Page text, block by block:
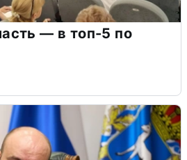
— в топ-5 по